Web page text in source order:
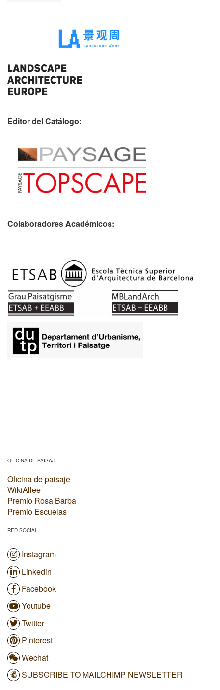
Editor del Catálogo:
Colaboradores Académicos:
OFICINA DE PAISAJE
Oficina de paisaje
WikiAllee
Premio Rosa Barba
Premio Escuelas
RED SOCIAL
Instagram
Linkedin
Facebook
Youtube
Twitter
Pinterest
Wechat
SUBSCRIBE TO MAILCHIMP NEWSLETTER